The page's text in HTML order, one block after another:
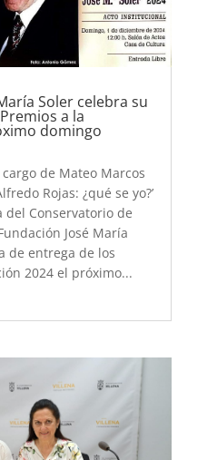
Soler celebra su
a la
domingo
de Mateo Marcos
Rojas: ¿qué se yo?’
del Conservatorio de
José María
de entrega de los
2024 el próximo...